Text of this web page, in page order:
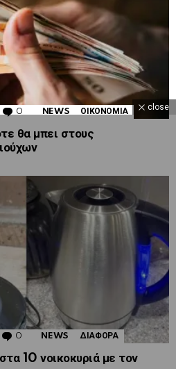
0 Comments
NEWS ΟΙΚΟΝΟΜΙΑ
θα μπει στους
0 Comments
NEWS ΔΙΑΦΟΡΑ
10 νοικοκυριά με τον
close